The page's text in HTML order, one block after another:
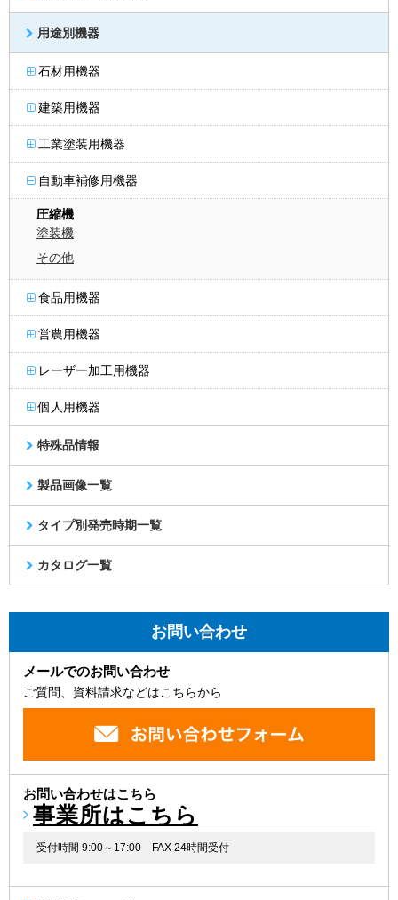
用途別機器
石材用機器
建築用機器
工業塗装用機器
自動車補修用機器
圧縮機
塗装機
その他
食品用機器
営農用機器
レーザー加工用機器
個人用機器
特殊品情報
製品画像一覧
タイプ別発売時期一覧
カタログ一覧
お問い合わせ
メールでのお問い合わせ
ご質問、資料請求などはこちらから
お問い合わせはこちら
事業所はこちら
受付時間 9:00～17:00 FAX 24時間受付